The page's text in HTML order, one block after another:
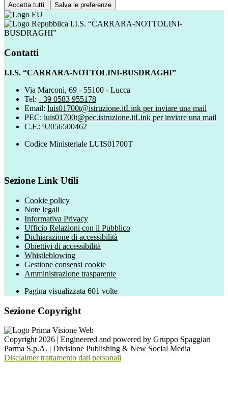
Accetta tutti Salva le preferenze
I.I.S. “CARRARA-NOTTOLINI-
BUSDRAGHI”
Contatti
I.I.S. “CARRARA-NOTTOLINI-BUSDRAGHI”
Via Marconi, 69 - 55100 - Lucca
Tel: +39 0583 955178
Email: luis01700t@istruzione.itLink per inviare una mail
PEC: luis01700t@pec.istruzione.itLink per inviare una mail
C.F.: 92056500462
Codice Ministeriale LUIS01700T
Sezione Link Utili
Cookie policy
Note legali
Informativa Privacy
Ufficio Relazioni con il Pubblico
Dichiarazione di accessibilità
Obiettivi di accessibilità
Whistleblowing
Gestione consensi cookie
Amministrazione trasparente
Pagina visualizzata 601 volte
Sezione Copyright
Copyright 2026 | Engineered and powered by Gruppo Spaggiari
Parma S.p.A. | Divisione Publishing & New Social Media
Disclaimer trattamento dati personali